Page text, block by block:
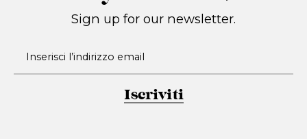
Sign up for our newsletter.
Iscriviti